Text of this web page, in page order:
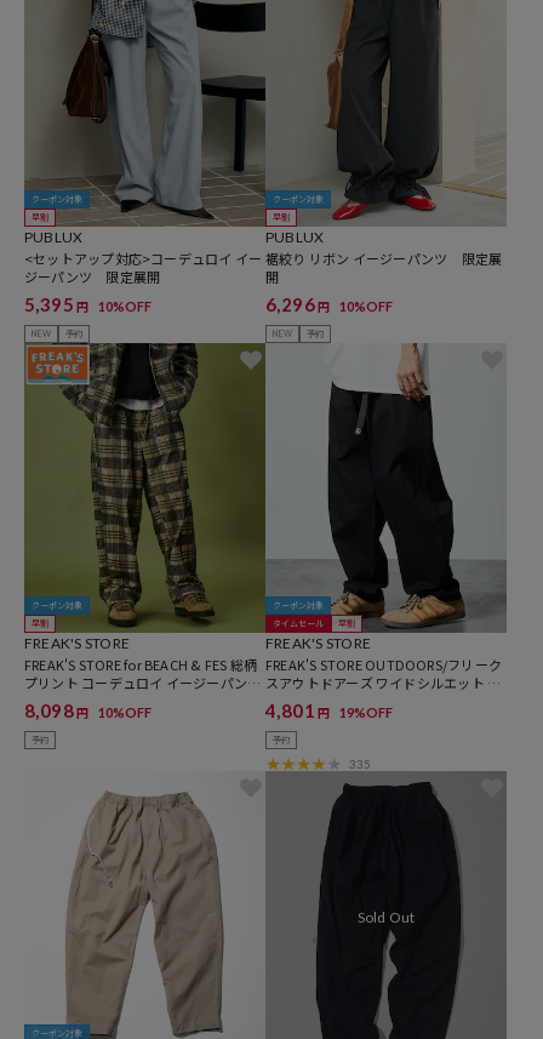
クーポン対象
早割
PUBLUX
<セットアップ対応>コーデュロイ イー
ジーパンツ 限定展開
5,395 円 10%OFF
NEW 予約
クーポン対象
早割
PUBLUX
裾絞り リボン イージーパンツ 限定展
開
6,296円 10%OFF
NEW 予約
クーポン対象
早割
FREAK'S STORE
FREAK'S STORE for BEACH & FES 総柄
プリント コーデュロイ イージーパンツ
[セットアップ対応]
8,098円 10%OFF
予約
クーポン対象
タイムセール
早割
FREAK'S STORE
FREAK'S STORE OUTDOORS/フリーク
スアウトドアーズ ワイドシルエット ク
ライミングパンツ/デニム/チノ【限定
展開】
4,801 円 19%OFF
予約
335
クーポン対象